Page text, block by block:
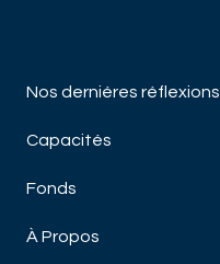
Nos derniéres réflexions
Capacités
Fonds
À Propos